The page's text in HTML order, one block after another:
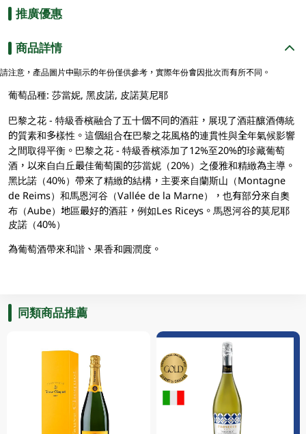
推廣優惠
商品詳情
請注意，產品圖片中顯示的年份僅供參考，實際年份會因批次而有所不同。
葡萄品種: 莎當妮, 黑皮諾, 皮諾莫尼耶
巴黎之花 - 特級香檳融合了五十個不同的酒莊，展現了酒莊釀酒傳統
的質素和多樣性。這個組合在巴黎之花風格的連貫性與全年氣候影響
之間取得平衡。巴黎之花 - 特級香檳添加了12%至20%的珍藏葡萄
酒，以來自白丘最佳葡萄園的莎當妮（20%）之優雅和精緻為主導。
黑比諾（40%）帶來了精緻的結構，主要來自蘭斯山（Montagne
de Reims）和馬恩河谷（Vallée de la Marne），也有部分來自奧
布（Aube）地區最好的酒莊，例如Les Riceys。馬恩河谷的莫尼耶
皮諾（40%）
為葡萄酒帶來和諧、果香和圓潤度。
同類商品推薦